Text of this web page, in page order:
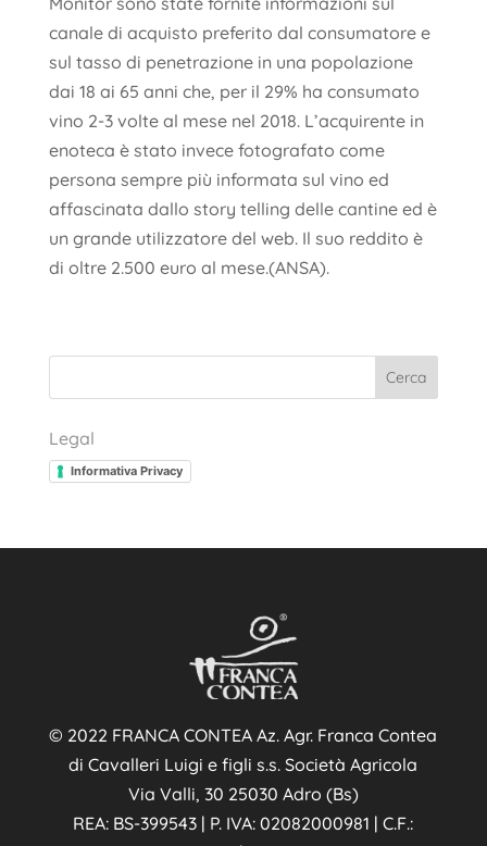
canale di acquisto preferito dal consumatore e
sul tasso di penetrazione in una popolazione
dai 18 ai 65 anni che, per il 29% ha consumato
vino 2-3 volte al mese nel 2018. L’acquirente in
enoteca è stato invece fotografato come
persona sempre più informata sul vino ed
affascinata dallo story telling delle cantine ed è
un grande utilizzatore del web. Il suo reddito è
di oltre 2.500 euro al mese.(ANSA).
Cerca
Legal
Informativa Privacy
© 2022 FRANCA CONTEA Az. Agr. Franca Contea
di Cavalleri Luigi e figli s.s. Società Agricola
Via Valli, 30 25030 Adro (Bs)
REA: BS-399543 | P. IVA: 02082000981 | C.F.: